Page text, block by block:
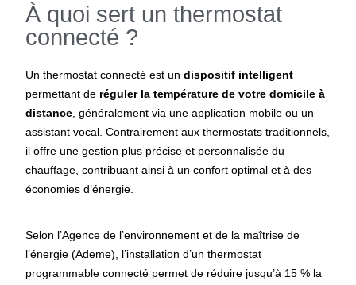
À quoi sert un thermostat
connecté ?
Un thermostat connecté est undispositif intelligent
permettant de réguler la température de votre domicile à
distance , généralement via une application mobile ou un
assistant vocal. Contrairement aux thermostats traditionnels,
il offre une gestion plus précise et personnalisée du
chauffage, contribuant ainsi à un confort optimal et à des
économies d’énergie.
Selon l’Agence de l’environnement et de la maîtrise de
l’énergie (Ademe), l’installation d’un thermostat
programmable connecté permet de réduire jusqu’à 15 % la